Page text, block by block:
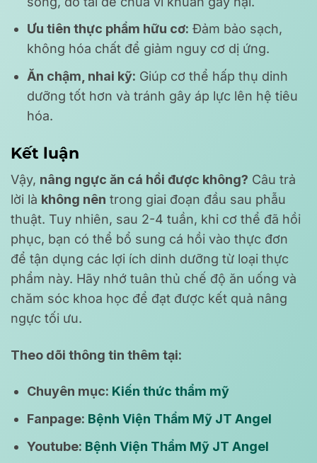
Ưu tiên thực phẩm hữu cơ: Đảm bảo sạch,
không hóa chất để giảm nguy cơ dị ứng.
Ăn chậm, nhai kỹ: Giúp cơ thể hấp thụ dinh
dưỡng tốt hơn và tránh gây áp lực lên hệ tiêu
hóa.
Kết luận
Vậy, nâng ngực ăn cá hồi được không? Câu trả
lời là không nên trong giai đoạn đầu sau phẫu
thuật. Tuy nhiên, sau 2-4 tuần, khi cơ thể đã hồi
phục, bạn có thể bổ sung cá hồi vào thực đơn
để tận dụng các lợi ích dinh dưỡng từ loại thực
phẩm này. Hãy nhớ tuân thủ chế độ ăn uống và
chăm sóc khoa học để đạt được kết quả nâng
ngực tối ưu.
Theo dõi thông tin thêm tại:
Chuyên mục: Kiến thức thẩm mỹ
Fanpage: Bệnh Viện Thẩm Mỹ JT Angel
Youtube: Bệnh Viện Thẩm Mỹ JT Angel